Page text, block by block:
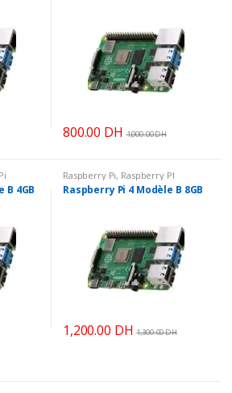
800.00 DH 1,000.00DH
B 4GB
Raspberry Pi, Raspberry PI
Raspberry Pi 4 Modèle B 8GB
1,200.00 DH 1,300.00DH